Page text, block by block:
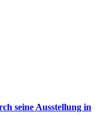
seine Ausstellung in